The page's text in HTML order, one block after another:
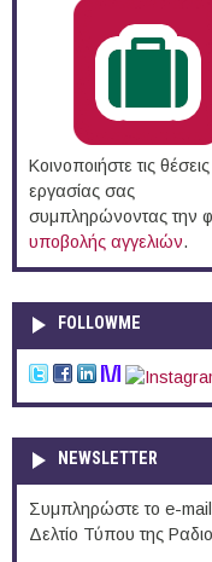
Κοινοποιήστε τις θέσεις
εργασίας σας
συμπληρώνοντας την
υποβολής αγγελιών.
FOLLOWME
NEWSLETTER
Συμπληρώστε το e-mail
Δελτίο Τύπου της